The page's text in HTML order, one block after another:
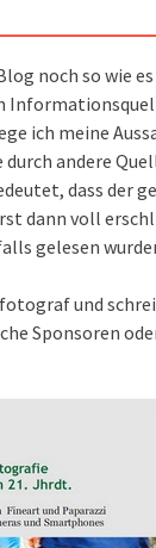
noch so wie
ich meine
andere
dass der
dann voll
gelesen
und
Sponsoren